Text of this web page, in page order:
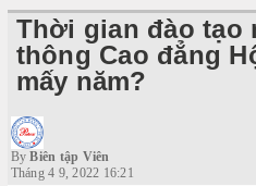
Thời gian đào tạo
thông Cao đẳng
mấy năm?
ByBiên tập Viên
Tháng 4 9, 2022 16:21